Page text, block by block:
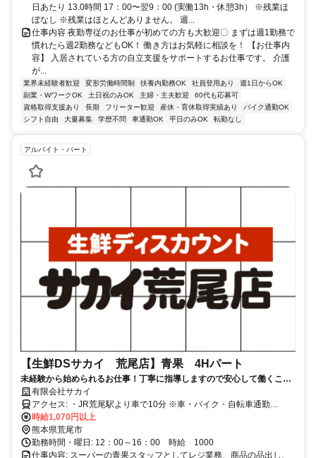
日あたり 13.0時間 17：00〜翌9：00 (実働13h・休憩3h） ※残業ほ
ぼなし ※残業はほとんどありません。 週...
仕事内容 夜勤専従のお仕事が初めての方も大歓迎〇 まずは週1勤務で
慣れたら週2勤務などもOK！ 働き方はお気軽に相談を！ 【お仕事内
容】 入居されている方の自立支援をサポートするお仕事です。 介護
が...
業界未経験者歓迎 変形労働時間制 扶養内勤務OK 社員登用あり
週1日からOK
副業・WワークOK
土日祝のみOK 主婦・主夫歓迎
60代も応募可
資格取得支援あり
長期 フリーター歓迎 産休・育休取得実績あり
バイク通勤OK
シフト自由
大量募集 学歴不問 車通勤OK 平日のみOK 転勤なし
アルバイト・パート
【生鮮DSサカイ 荒尾店】青果 4Hパート
未経験から始められるお仕事！丁寧に指導しますので安心して働くこと
が可能です！
有限会社サカイ
アクセス: ・JR荒尾駅より車で10分 ※車・バイク・自転車通勤
OK（無料駐車場あり）
時給1,070円以上
熊本県荒尾市
勤務時間・曜日: 12：00～16：00 時給 1000
仕事内容: スーパーの青果スタッフとしてレジ業務、商品の品出し、